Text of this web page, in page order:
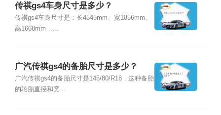
传祺gs4车身尺寸是多少？
传祺gs4车身尺寸是：长4545mm、宽1856mm、
高1668mm，...
广汽传祺gs4的备胎尺寸是多少？
广汽传祺gs4的备胎尺寸是145/80/R18，这种备胎
的轮胎直径和宽...